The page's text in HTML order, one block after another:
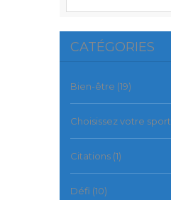
CATÉGORIES
Bien-être (19)
Choisissez votre sport
Citations(1)
Défi (10)